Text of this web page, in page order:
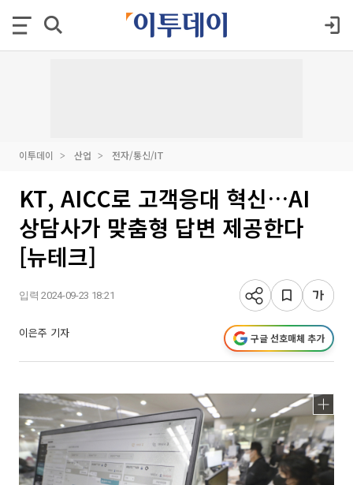
이투데이 산업 전자/통신/IT
KT, AICC로 고객응대 혁신…AI
상담사가 맞춤형 답변 제공한다
[뉴테크]
입력 2024-09-23 18:21
이은주 기자 구글 선호매체 추가